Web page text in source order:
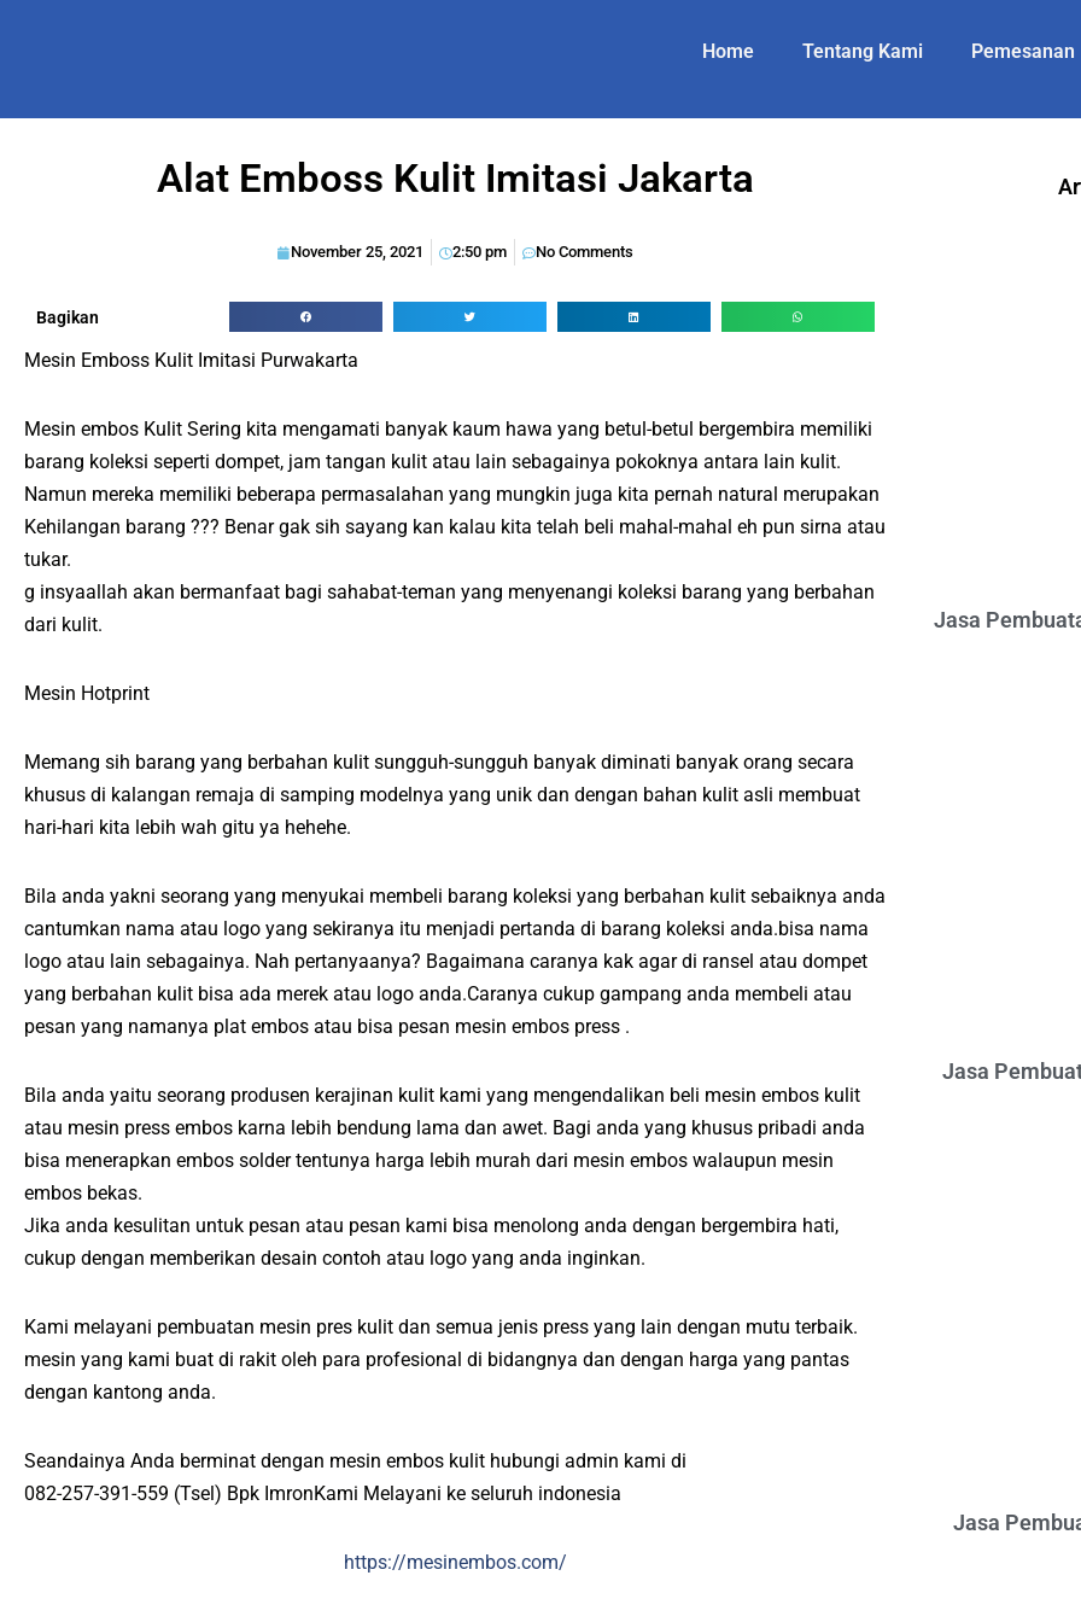
Home Tentang Kami Pemesanan
Alat Emboss Kulit Imitasi Jakarta
November 25, 2021 2:50 pm No Comments
Bagikan
Mesin Emboss Kulit Imitasi Purwakarta
Mesin embos Kulit Sering kita mengamati banyak kaum hawa yang betul-betul bergembira memiliki
barang koleksi seperti dompet, jam tangan kulit atau lain sebagainya pokoknya antara lain kulit.
Namun mereka memiliki beberapa permasalahan yang mungkin juga kita pernah natural merupakan
Kehilangan barang ??? Benar gak sih sayang kan kalau kita telah beli mahal-mahal eh pun sirna atau
tukar.
g insyaallah akan bermanfaat bagi sahabat-teman yang menyenangi koleksi barang yang berbahan
dari kulit.
Mesin Hotprint
Memang sih barang yang berbahan kulit sungguh-sungguh banyak diminati banyak orang secara
khusus di kalangan remaja di samping modelnya yang unik dan dengan bahan kulit asli membuat
hari-hari kita lebih wah gitu ya hehehe.
Bila anda yakni seorang yang menyukai membeli barang koleksi yang berbahan kulit sebaiknya anda
cantumkan nama atau logo yang sekiranya itu menjadi pertanda di barang koleksi anda.bisa nama
logo atau lain sebagainya. Nah pertanyaanya? Bagaimana caranya kak agar di ransel atau dompet
yang berbahan kulit bisa ada merek atau logo anda.Caranya cukup gampang anda membeli atau
pesan yang namanya plat embos atau bisa pesan mesin embos press .
Bila anda yaitu seorang produsen kerajinan kulit kami yang mengendalikan beli mesin embos kulit
atau mesin press embos karna lebih bendung lama dan awet. Bagi anda yang khusus pribadi anda
bisa menerapkan embos solder tentunya harga lebih murah dari mesin embos walaupun mesin
embos bekas.
Jika anda kesulitan untuk pesan atau pesan kami bisa menolong anda dengan bergembira hati,
cukup dengan memberikan desain contoh atau logo yang anda inginkan.
Kami melayani pembuatan mesin pres kulit dan semua jenis press yang lain dengan mutu terbaik.
mesin yang kami buat di rakit oleh para profesional di bidangnya dan dengan harga yang pantas
dengan kantong anda.
Seandainya Anda berminat dengan mesin embos kulit hubungi admin kami di
082-257-391-559 (Tsel) Bpk ImronKami Melayani ke seluruh indonesia
https://mesinembos.com/
Jasa
Jasa
Jasa